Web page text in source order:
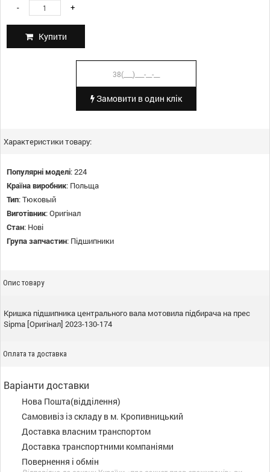
- +
Купити
Замовити в один клік
Характеристики товару:
Популярні моделі:224
Країна виробник: Польща
Тип:Тюковый
Виготівник:Оригінал
Стан: Нові
Група запчастин: Підшипники
Опис товару
Кришка підшипника центрального вала мотовила підбирача на прес
Sipma [Оригінал] 2023-130-174
Оплата та доставка
Варіанти доставки
Нова Пошта(відділення)
Самовивіз із складу в м. Кропивницький
Доставка власним транспортом
Доставка транспортними компаніями
Повернення і обмін